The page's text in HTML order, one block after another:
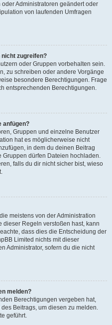
Administratoren geändert oder
von laufenden Umfragen
zugreifen?
oder Gruppen vorbehalten sein.
zu schreiben oder andere Vorgänge
besondere Berechtigungen. Frage
entsprechenden Berechtigungen.
anfügen?
Gruppen und einzelne Benutzer
hat es möglicherweise nicht
in dem du deinen Beitrag
Gruppen dürfen Dateien hochladen.
falls du dir nicht sicher bist, wieso
meistens von der Administration
Regeln verstoßen hast, kann
dass dies die Entscheidung der
Limited nichts mit dieser
Administrator, sofern du die nicht
melden?
Berechtigungen vergeben hat,
Beitrags, um diesen zu melden.
geführt.